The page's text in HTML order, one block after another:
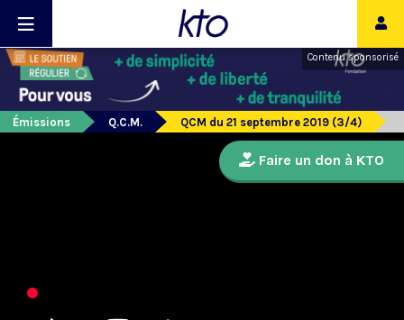
Contenu sponsorisé
Émissions Q.C.M. QCM du 21 septembre 2019 (3/4)
Faire un don à KTO